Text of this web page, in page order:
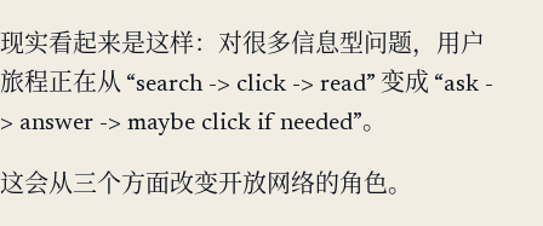
现实看起来是这样：对很多信息型问题，用户
旅程正在从 “search -> click -> read” 变成 “ask -
> answer -> maybe click if needed”。
这会从三个方面改变开放网络的角色。